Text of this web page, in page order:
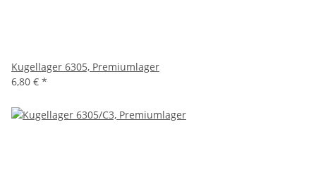
Kugellager 6305, Premiumlager
6,80 € *